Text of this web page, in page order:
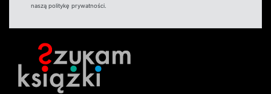
naszą politykę prywatności.